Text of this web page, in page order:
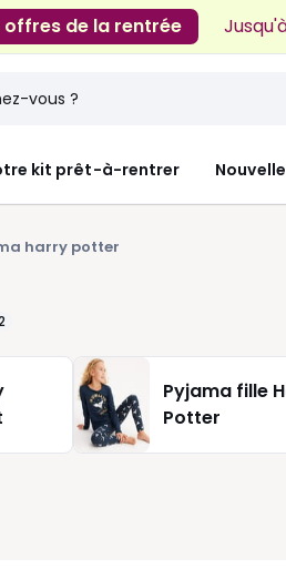
offres de la rentrée
kit prêt-à-rentrer
harry potter
Pyjama fille
Potter